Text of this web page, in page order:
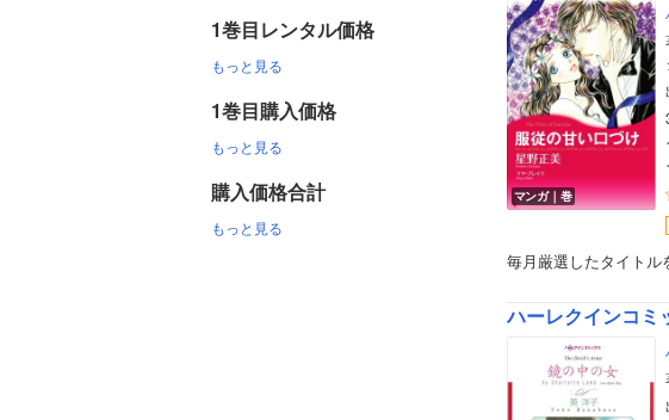
1巻目レンタル価格
もっと見る
1巻目購入価格
もっと見る
購入価格合計
もっと見る
ボーイ
ティー
美女・
女性写
マンガ｜巻
毎月厳選したタイト
ハーレクインコミ